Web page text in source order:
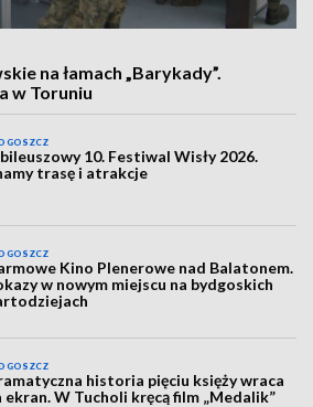
na łamach „Barykady”.
w Toruniu
10. Festiwal Wisły 2026.
trasę i atrakcje
Kino Plenerowe nad Balatonem.
w nowym miejscu na bydgoskich
historia pięciu księży wraca
ekran. W Tucholi kręcą film „Medalik”